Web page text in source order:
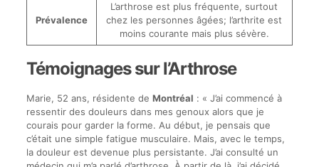
Prévalence
L’arthrose est plus fréquente, surtout
chez les personnes âgées; l’arthrite est
moins courante mais plus sévère.
Témoignages sur l’Arthrose
Marie, 52 ans, résidente de Montréal : « J’ai commencé à
ressentir des douleurs dans mes genoux alors que je
courais pour garder la forme. Au début, je pensais que
c’était une simple fatigue musculaire. Mais, avec le temps,
la douleur est devenue plus persistante. J’ai consulté un